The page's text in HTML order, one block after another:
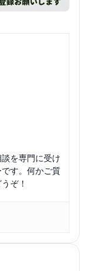
を専門に受け
す。何かご質
ぞ！